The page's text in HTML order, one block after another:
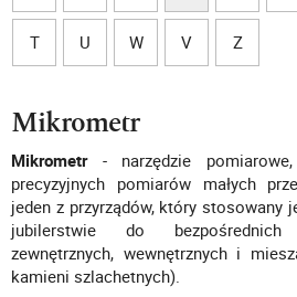
T U W V Z
Mikrometr
Mikrometr- narzędzie
precyzyjnych pomiarów małych
jeden z przyrządów, który stosowany
jubilerstwie do
zewnętrznych, wewnętrznych i
kamieni szlachetnych).